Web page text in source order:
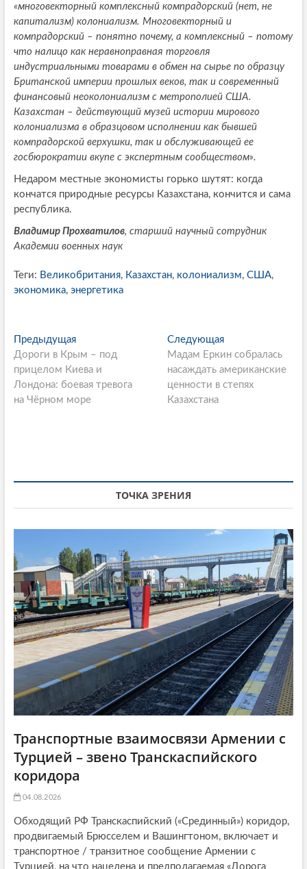
«многовекторный комплексный компрадорский (нет, не
капитализм) колониализм. Многовекторный и
компрадорский – понятно почему, а комплексный – потому
что налицо как неравноправная торговля
индустриальными товарами в обмен на сырье по образцу
Британской империи прошлых веков, так и современный
финансовый неоколониализм с метрополией США.
Казахстан – действующий музей истории мирового
колониализма в образцовом исполнении как бывшей
компрадорской верхушки, так и обслуживающей ее
госбюрократии вкупе с экспертным сообществом».
Недаром местные экономисты горько шутят: когда
кончатся природные ресурсы Казахстана, кончится и сама
республика.
Владимир Прохватилов, старший научный сотрудник
Академии военных наук
Теги: Великобритания, Казахстан, колониализм, США,
экономика, энергетика
P
o
s
t
v
t
i
o
n
ПредыдущаяП
р
е
д
ы
ь
я
:
Дороги в Крым – под
прицелом Киева и
Лондона: боевая тревога
на Чёрном море
Следующая
л
е
д
ь
я
:
Мадам Еркин собралась
насаждать американские
ценности в степях
Казахстана
ТОЧКА ЗРЕНИЯ
Транспортные взаимосвязи Армении с
Турцией – звено Транскаспийского
коридора
04.08.2026
Обходящий РФ Транскаспийский («Срединный») коридор,
продвигаемый Брюсселем и Вашингтоном, включает и
транспортное / транзитное сообщение Армении с
Турцией, на что нацелена и предполагаемая «Дорога